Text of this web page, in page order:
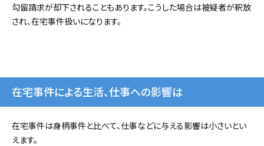
勾留請求が却下されることもあります。こうした場合は被疑者が釈放
され、在宅事件扱いになります。
在宅事件による生活、仕事への影響は
在宅事件は身柄事件と比べて、仕事などに与える影響は小さいとい
えます。